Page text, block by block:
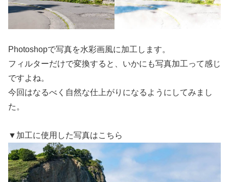
Photoshopで写真を水彩画風に加工します。
フィルターだけで変換すると、いかにも写真加工って感じ
ですよね。
今回はなるべく自然な仕上がりになるようにしてみまし
た。
▼加工に使用した写真はこちら